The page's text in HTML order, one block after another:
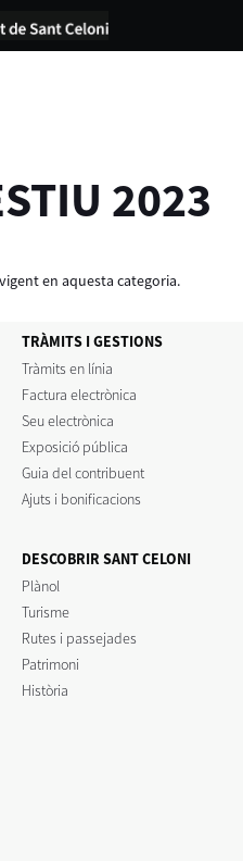
2023
en aquesta categoria.
TRÀMITS I GESTIONS
Tràmits en línia
Factura electrònica
Seu electrònica
Exposició pública
Guia del contribuent
Ajuts i bonificacions
DESCOBRIR SANT CELONI
Plànol
Turisme
Rutes i passejades
Patrimoni
Història